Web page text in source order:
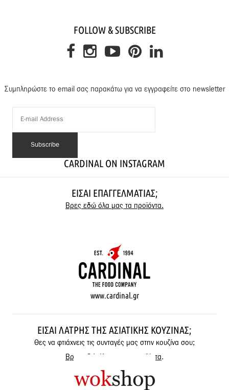
FOLLOW & SUBSCRIBE
Συμπληρώστε το email σας παρακάτω για να εγγραφείτε στο newsletter
CARDINAL ON INSTAGRAM
ΕΊΣΑΙ ΕΠΑΓΓΕΛΜΑΤΊΑΣ;
Βρες εδώ όλα μας τα προϊόντα.
www.cardinal.gr
ΕΊΣΑΙ ΛΆΤΡΗΣ ΤΗΣ ΑΣΙΑΤΙΚΉΣ ΚΟΥΖΊΝΑΣ;
Θες να φτιάχνεις τις συνταγές μας στην κουζίνα σου;
Βρες εδώ όλα μας τα προϊόντα.